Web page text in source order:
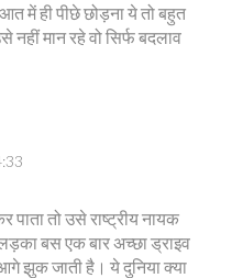
में ही पीछे छोड़ना ये तो बहुत
मान रहे वो सिर्फ बदलाव
पाता तो उसे राष्ट्रीय नायक
बस एक बार अच्छा ड्राइव
झुक जाती है। ये दुनिया क्या